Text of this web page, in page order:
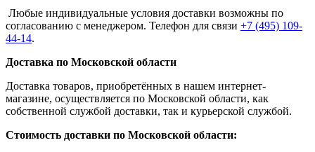
Любые индивидуальные условия доставки возможны по
согласованию с менеджером. Телефон для связи +7 (495) 109-
44-14.
Доставка по Московской области
Доставка товаров, приобретённых в нашем интернет-
магазине, осуществляется по Московской области, как
собственной службой доставки, так и курьерской службой.
Стоимость доставки по Московской области: